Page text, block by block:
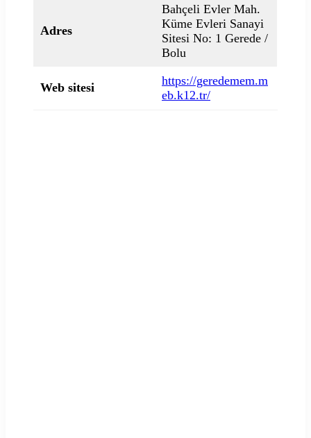
Adres
Bahçeli Evler Mah.
Küme Evleri Sanayi
Sitesi No: 1 Gerede /
Bolu
Web sitesi
https://geredemem.m
eb.k12.tr/